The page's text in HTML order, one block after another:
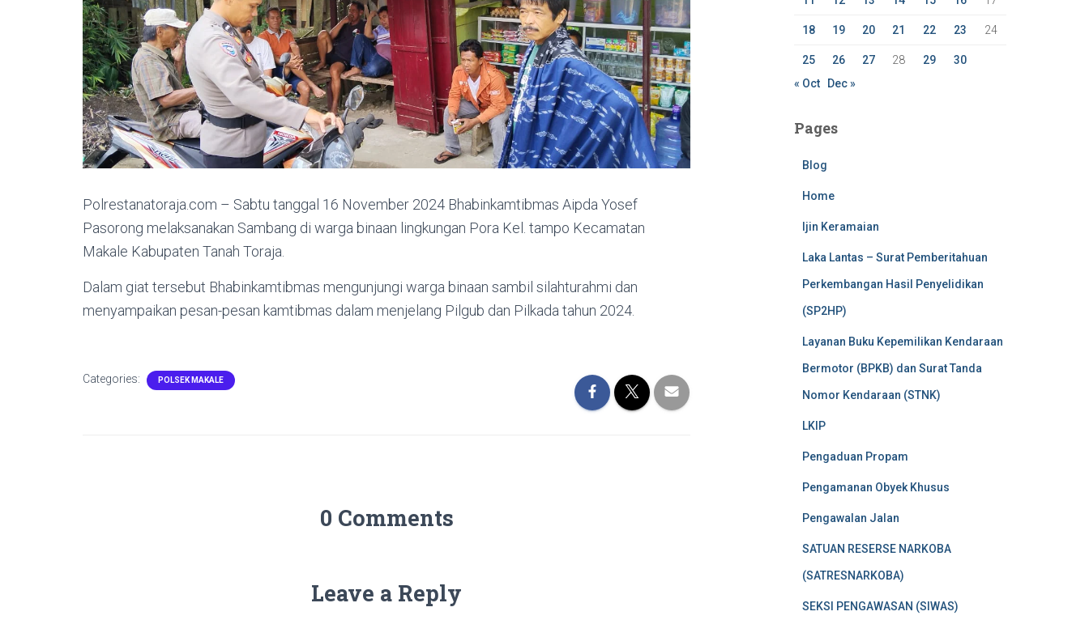
Polrestanatoraja.com – Sabtu tanggal 16 November 2024 Bhabinkamtibmas Aipda Yosef
Pasorong melaksanakan Sambang di warga binaan lingkungan Pora Kel. tampo Kecamatan
Makale Kabupaten Tanah Toraja.
Dalam giat tersebut Bhabinkamtibmas mengunjungi warga binaan sambil silahturahmi dan
menyampaikan pesan-pesan kamtibmas dalam menjelang Pilgub dan Pilkada tahun 2024.
Categories: POLSEK MAKALE
0 Comments
Leave a Reply
18 19 20 21 22 23 24
25 26 27 28 29
30
« Oct
Dec »
Pages
Blog
Home
Ijin Keramaian
Laka Lantas – Surat Pemberitahuan
Perkembangan Hasil Penyelidikan
(SP2HP)
Layanan Buku Kepemilikan Kendaraan
Bermotor (BPKB) dan Surat Tanda
Nomor Kendaraan (STNK)
LKIP
Pengaduan Propam
Pengamanan Obyek Khusus
Pengawalan Jalan
SATUAN RESERSE NARKOBA
(SATRESNARKOBA)
SEKSI PENGAWASAN (SIWAS)